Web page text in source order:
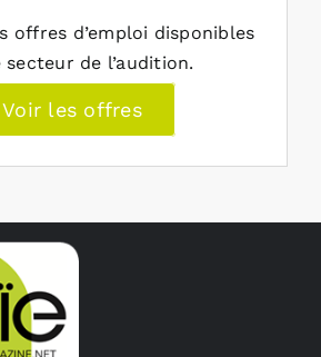
offres d’emploi disponibles
secteur de l’audition.
Voir les offres